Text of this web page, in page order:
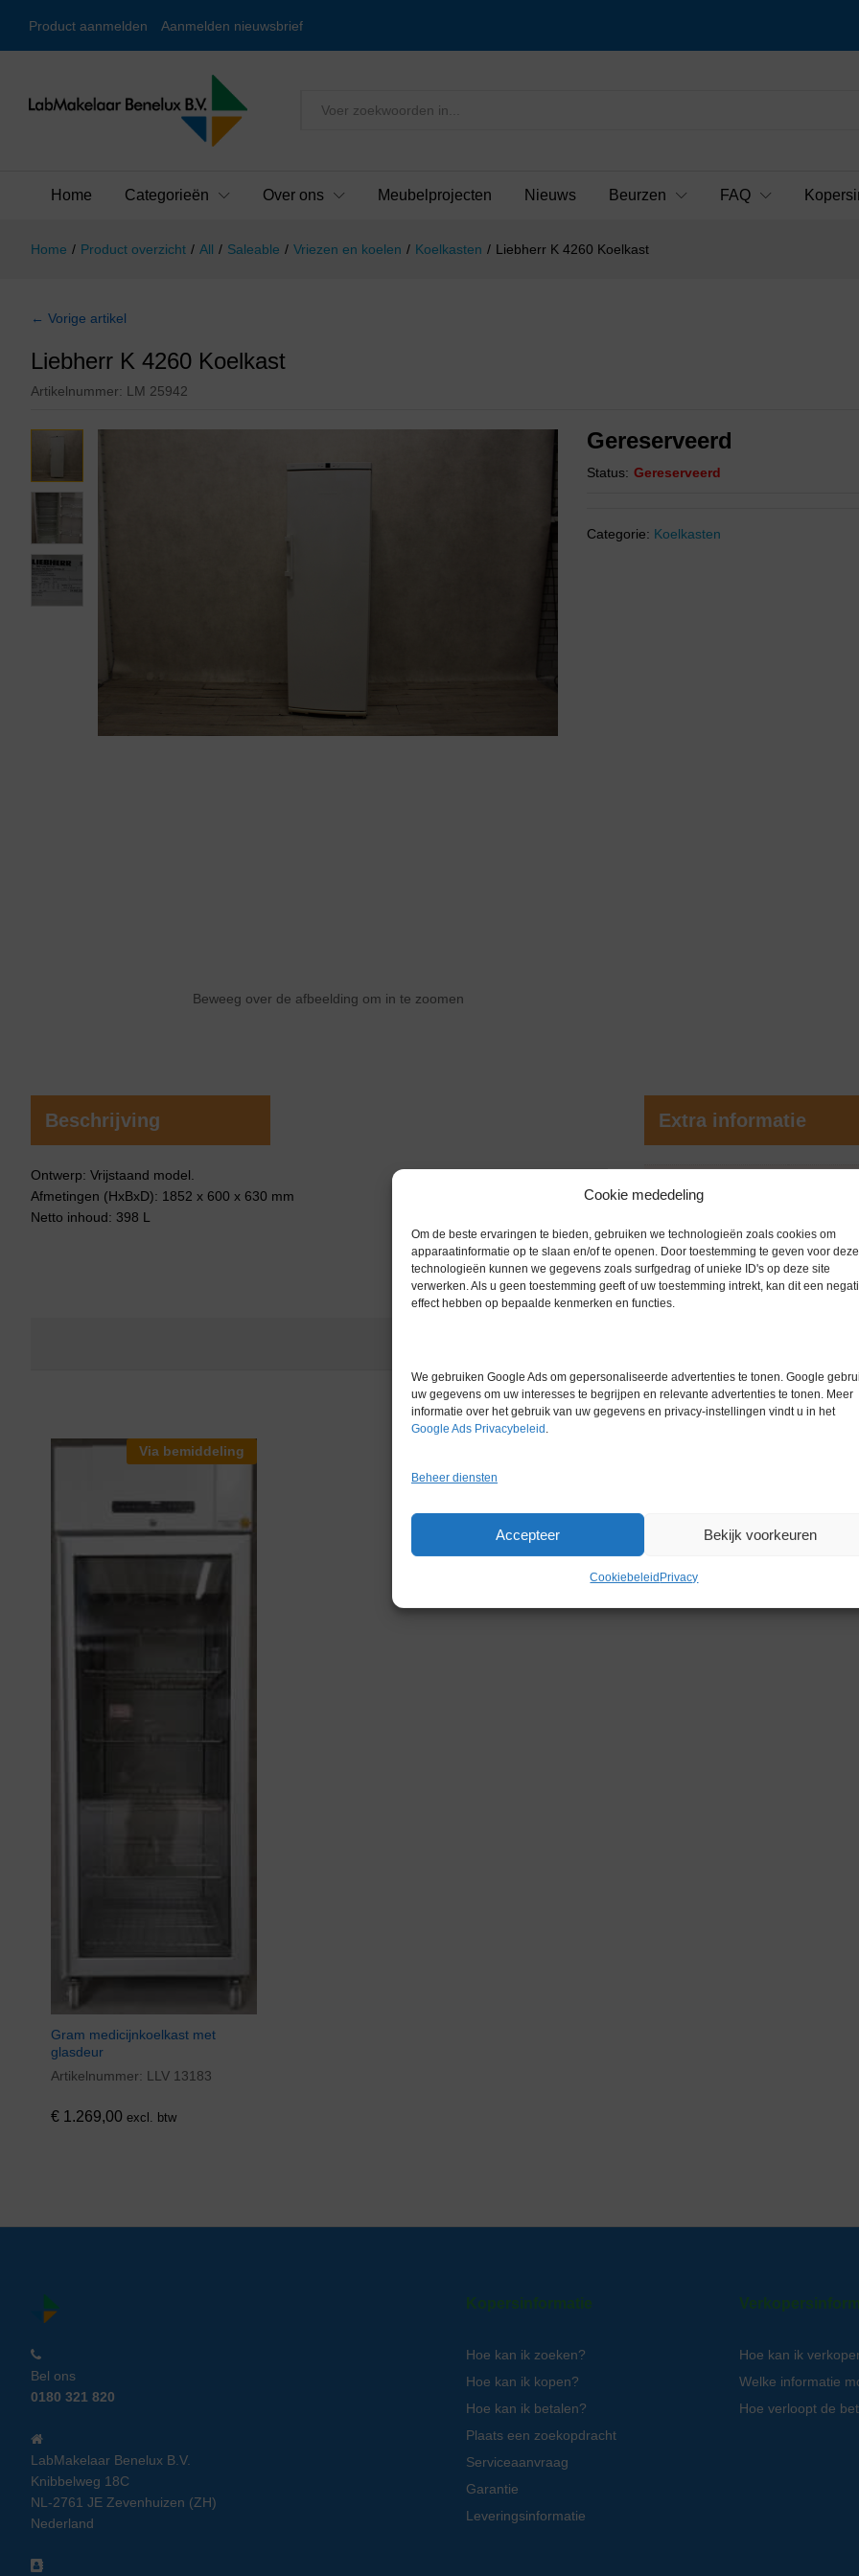
Cookie mededeling
Om de beste ervaringen te bieden, gebruiken we technologieën zoals cookies om
apparaatinformatie op te slaan en/of te openen. Door toestemming te geven voor deze
technologieën kunnen we gegevens zoals surfgedrag of unieke ID's op deze site
verwerken. Als u geen toestemming geeft of uw toestemming intrekt, kan dit een
effect hebben op bepaalde kenmerken en functies.
We gebruiken Google Ads om gepersonaliseerde advertenties te tonen. Google
uw gegevens om uw interesses te begrijpen en relevante advertenties te tonen. Meer
informatie over het gebruik van uw gegevens en privacy-instellingen vindt u in het
Google Ads Privacybeleid
Beheer diensten
Accepteer Bekijk voorkeuren
Cookiebeleid Privacy
Product aanmelden Aanmelden nieuwsbrief
Alles
Home Categorieën Over ons Meubelprojecten Nieuws Beurzen FAQ
Home / Product overzicht / All / Saleable / Vriezen en koelen / Koelkasten / Liebherr K 4260 Koelkast
← Vorige artikel
Liebherr K 4260 Koelkast
Artikelnummer: LM 25942
Beweeg over de afbeelding om in te zoomen
Gereserveerd
Status: Gereserveerd
Categorie: Koelkasten
Beschrijving
Ontwerp: Vrijstaand model.
Afmetingen (HxBxD): 1852 x 600 x 630 mm
Netto inhoud: 398 L
Extra informatie
Via bemiddeling
Gram medicijnkoelkast met
glasdeur
Artikelnummer: LLV 13183
€ 1.269,00 excl. btw
Bel ons
0180 321 820
LabMakelaar Benelux B.V.
Knibbelweg 18C
NL-2761 JE Zevenhuizen (ZH)
Nederland
Kopersinformatie
Hoe kan ik zoeken?
Hoe kan ik kopen?
Hoe kan ik betalen?
Plaats een zoekopdracht
Serviceaanvraag
Garantie
Leveringsinformatie
Hoe kan ik
Welke informatie
Hoe verloopt de